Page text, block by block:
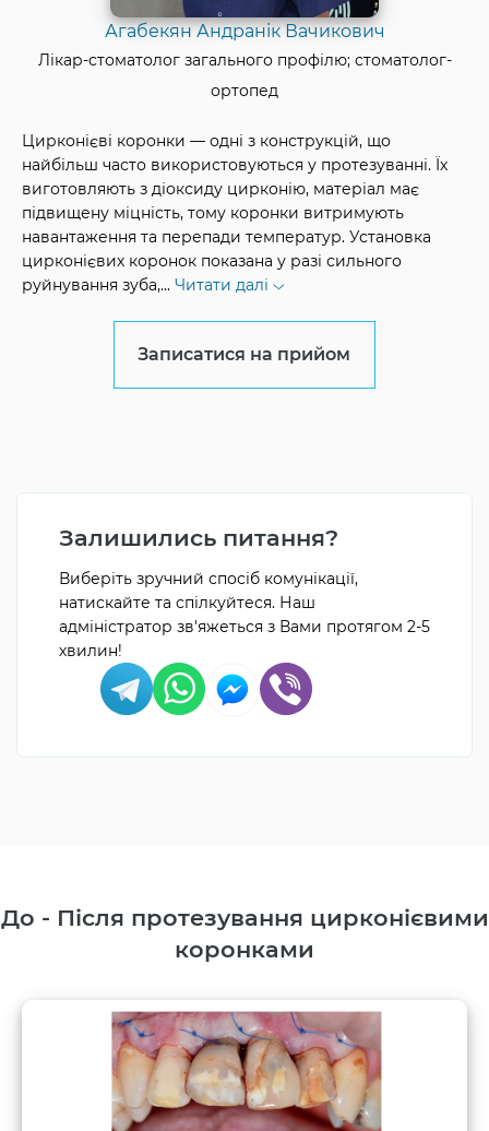
Агабекян Андранік Вачикович
Лікар-стоматолог загального профілю; стоматолог-
ортопед
Цирконієві коронки — одні з конструкцій, що
найбільш часто використовуються у протезуванні. Їх
виготовляють з діоксиду цирконію, матеріал має
підвищену міцність, тому коронки витримують
навантаження та перепади температур. Установка
цирконієвих коронок показана у разі сильного
руйнування зуба,... Читати далі
Записатися на прийом
Залишились питання?
Виберіть зручний спосіб комунікації,
натискайте та спілкуйтеся. Наш
адміністратор зв'яжеться з Вами протягом 2-5
хвилин!
До - Після протезування цирконієвими
коронками